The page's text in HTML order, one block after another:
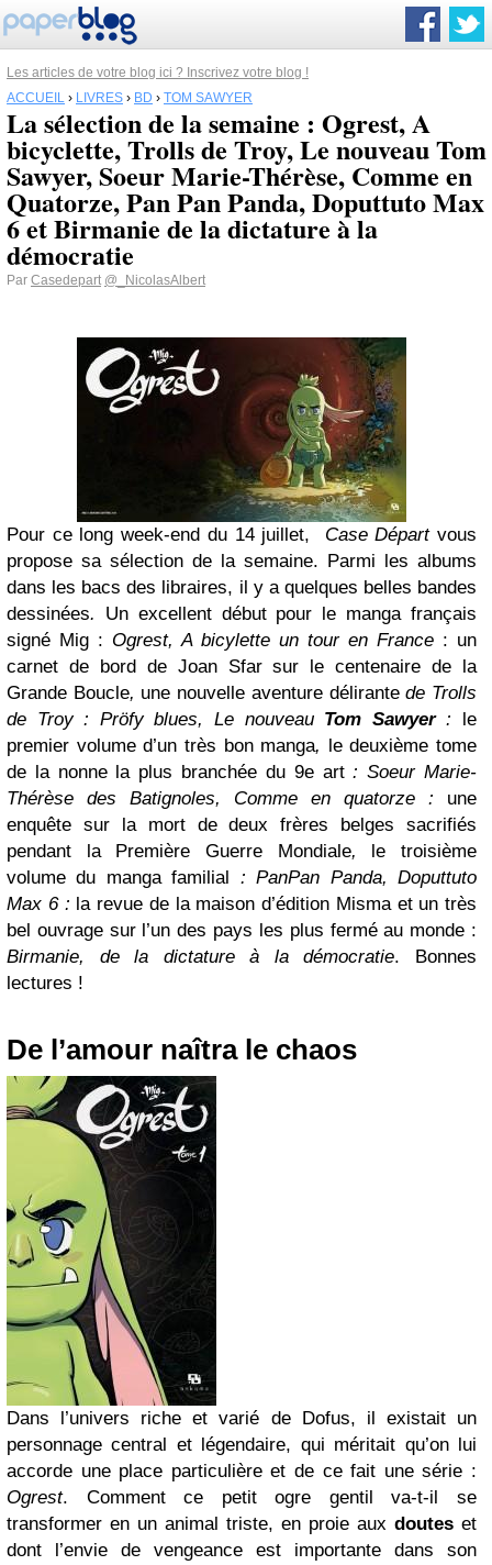
Les articles de votre blog ici ? Inscrivez votre blog !
ACCUEIL › LIVRES › BD › TOM SAWYER
La sélection de la semaine : Ogrest, A
bicyclette, Trolls de Troy, Le nouveau Tom
Sawyer, Soeur Marie-Thérèse, Comme en
Quatorze, Pan Pan Panda, Doputtuto Max
6 et Birmanie de la dictature à la
démocratie
Par Casedepart @_NicolasAlbert
Pour ce long week-end du 14 juillet, Case Départvous
propose sa sélection de la semaine. Parmi les albums
dans les bacs des libraires, il y a quelques belles bandes
dessinées. Un excellent début pour le manga français
signé Mig : Ogrest, A bicylette un tour en France : un
carnet de bord de Joan Sfar sur le centenaire de la
Grande Boucle, une nouvelle aventure délirantede Trolls
de Troy : Pröfy blues, Le nouveau Tom Sawyer: le
premier volume d’un très bon manga, le deuxième tome
de la nonne la plus branchée du 9e art: Soeur Marie-
Thérèse des Batignoles, Comme en quatorze : une
enquête sur la mort de deux frères belges sacrifiés
pendant la Première Guerre Mondiale, le troisième
volume du manga familial : PanPan Panda, Doputtuto
Max 6 : la revue de la maison d’édition Misma et un très
bel ouvrage sur l’un des pays les plus fermé au monde :
Birmanie, de la dictature à la démocratie.
Bonnes
lectures !
De l’amour naîtra le chaos
Dans l’univers riche et varié de Dofus, il existait un
personnage central et légendaire, qui méritait qu’on lui
accorde une place particulière et de ce fait une série :
Ogrest. Comment ce petit ogre gentil va-t-il se
transformer en un animal triste, en proie aux doutes et
dont l’envie de vengeance est importante dans son